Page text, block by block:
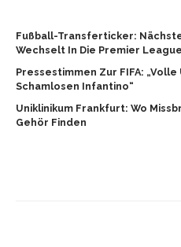
Fußball-Transferticker:
Wechselt In Die Premier League
Pressestimmen Zur FIFA:
Schamlosen Infantino“
Uniklinikum Frankfurt: Wo
Gehör Finden